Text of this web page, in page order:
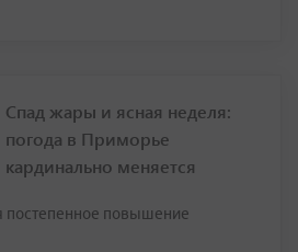
Спад жары и ясная неделя:
погода в Приморье
кардинально меняется
постепенное повышение